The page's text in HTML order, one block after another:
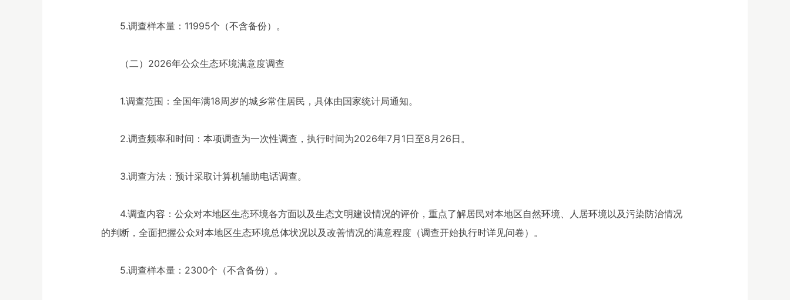
5.调查样本量：11995个（不含备份）。
（二）2026年公众生态环境满意度调查
1.调查范围：全国年满18周岁的城乡常住居民，具体由国家统计局通知。
2.调查频率和时间：本项调查为一次性调查，执行时间为2026年7月1日至8月26日。
3.调查方法：预计采取计算机辅助电话调查。
4.调查内容：公众对本地区生态环境各方面以及生态文明建设情况的评价，重点了解居民对本地区自然环境、人居环境以及污染防治情况
的判断，全面把握公众对本地区生态环境总体状况以及改善情况的满意程度（调查开始执行时详见问卷）。
5.调查样本量：2300个（不含备份）。